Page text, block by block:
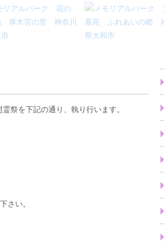
祭を下記の通り、執り行います。
さい。